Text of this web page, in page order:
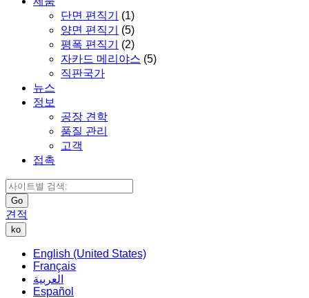
단면 편직기
(1)
양면 편직기
(5)
평폭 편직기
(2)
자카드 메리야스 (5)
직판국가
뉴스
정보
공장 견학
품질 관리
고객
접촉
Go
견적
ko
English (United States)
Français
العربية
Español